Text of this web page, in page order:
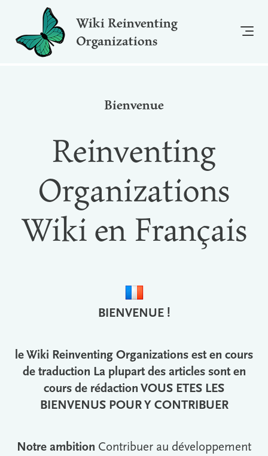
Wiki Reinventing
Organizations
Bienvenue
Reinventing
Organizations
Wiki en Français
BIENVENUE !
le Wiki Reinventing Organizations est en cours
de traduction La plupart des articles sont en
cours de rédaction VOUS ETES LES
BIENVENUS POUR Y CONTRIBUER
Notre ambition Contribuer au développement